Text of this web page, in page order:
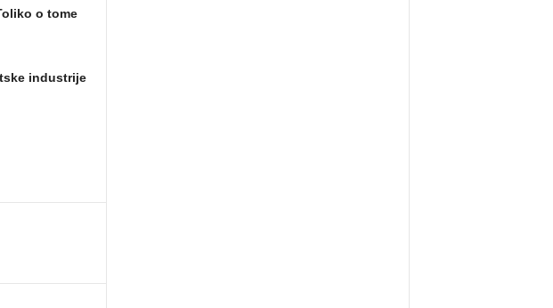
o tome
industrije